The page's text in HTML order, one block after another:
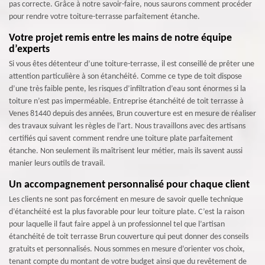
pas correcte. Grâce à notre savoir-faire, nous saurons comment procéder
pour rendre votre toiture-terrasse parfaitement étanche.
Votre projet remis entre les mains de notre équipe
d’experts
Si vous êtes détenteur d’une toiture-terrasse, il est conseillé de prêter une
attention particulière à son étanchéité. Comme ce type de toit dispose
d’une très faible pente, les risques d’infiltration d’eau sont énormes si la
toiture n’est pas imperméable. Entreprise étanchéité de toit terrasse à
Venes 81440 depuis des années, Brun couverture est en mesure de réaliser
des travaux suivant les règles de l’art. Nous travaillons avec des artisans
certifiés qui savent comment rendre une toiture plate parfaitement
étanche. Non seulement ils maîtrisent leur métier, mais ils savent aussi
manier leurs outils de travail.
Un accompagnement personnalisé pour chaque client
Les clients ne sont pas forcément en mesure de savoir quelle technique
d’étanchéité est la plus favorable pour leur toiture plate. C’est la raison
pour laquelle il faut faire appel à un professionnel tel que l’artisan
étanchéité de toit terrasse Brun couverture qui peut donner des conseils
gratuits et personnalisés. Nous sommes en mesure d’orienter vos choix,
tenant compte du montant de votre budget ainsi que du revêtement de